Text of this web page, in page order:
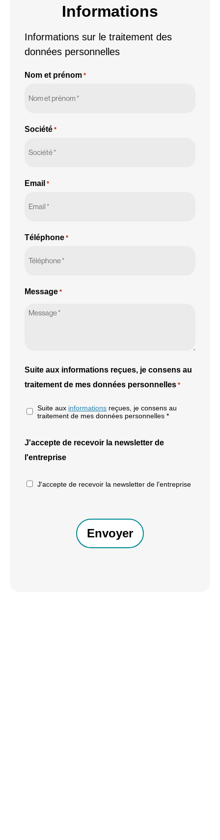
Informations
Informations sur le traitement des
données personnelles
Nom et prénom *
Société *
Email *
Téléphone *
Message *
Suite aux informations reçues, je consens au
traitement de mes données personnelles *
Suite aux informations reçues, je consens au
traitement de mes données personnelles *
J'accepte de recevoir la newsletter de
l'entreprise
J'accepte de recevoir la newsletter de l'entreprise